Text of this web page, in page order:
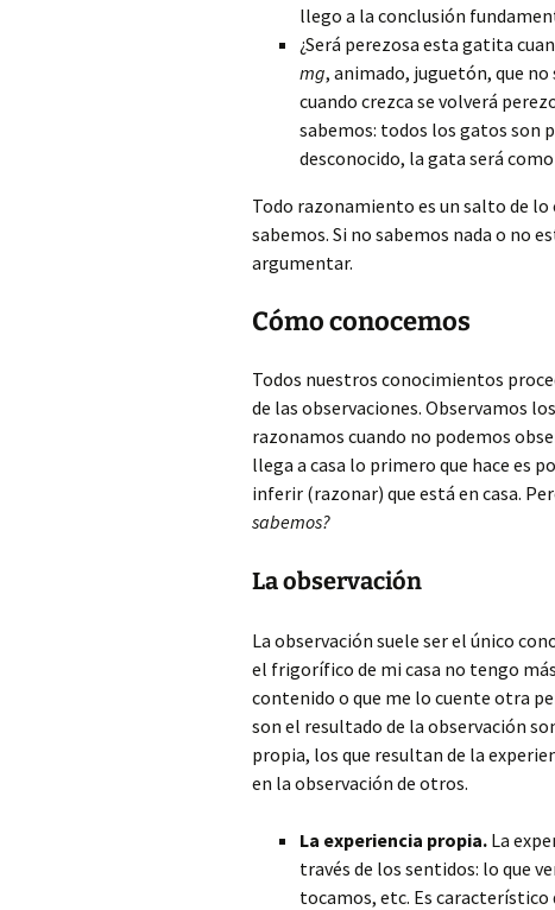
llego a la conclusión
¿Será perezosa esta gatita
mg, animado, juguetón, que
cuando crezca se volverá
sabemos: todos los gatos son
desconocido, la gata será
Todo razonamiento es un salto de lo
sabemos. Si no sabemos nada o no
argumentar.
Cómo conocemos
Todos nuestros conocimientos
de las observaciones. Observamos
razonamos cuando no podemos
llega a casa lo primero que hace es
inferir (razonar) que está en casa.
sabemos?
La observación
La observación suele ser el único
el frigorífico de mi casa no tengo
contenido o que me lo cuente otra
son el resultado de la observación
propia, los que resultan de la
en la observación de otros.
La experiencia propia. La
través de los sentidos: lo que
tocamos, etc. Es característico